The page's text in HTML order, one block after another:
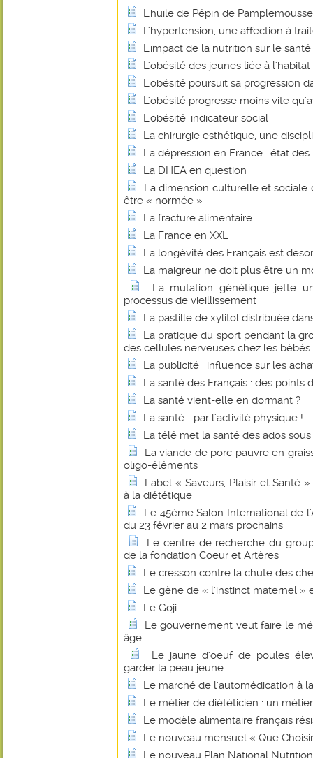
L'huile de Pépin de Pamplemousse
L'hypertension, une affection à
L'impact de la nutrition sur le santé
L'obésité des jeunes liée à l'habitat
L'obésité poursuit sa progression
L'obésité progresse moins vite
L'obésité, indicateur social
La chirurgie esthétique, une
La dépression en France : état des
La DHEA en question
La dimension culturelle et
être « normée »
La fracture alimentaire
La France en XXL
La longévité des Français est
La maigreur ne doit plus être un
La mutation génétique jette
processus de vieillissement
La pastille de xylitol distribuée
La pratique du sport pendant la
des cellules nerveuses chez les bébés
La publicité : influence sur les
La santé des Français : des points
La santé vient-elle en dormant ?
La santé... par l'activité physique !
La télé met la santé des ados
La viande de porc pauvre en
oligo-éléments
Label « Saveurs, Plaisir et Santé
à la diététique
Le 45ème Salon International de
du 23 février au 2 mars prochains
Le centre de recherche du
de la fondation Coeur et Artères
Le cresson contre la chute des
Le gène de « l'instinct maternel »
Le Goji
Le gouvernement veut faire le
âge
Le jaune d'oeuf de poules
garder la peau jeune
Le marché de l'automédication à
Le métier de diététicien : un
Le modèle alimentaire français
Le nouveau mensuel « Que
Le nouveau Plan National